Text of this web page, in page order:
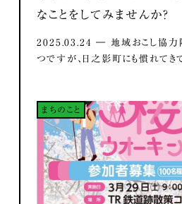
なことをしてみませんか？
2025.03.24 ― 地域おこし協力
つですが、日之影町にも慣れて
まちのこと